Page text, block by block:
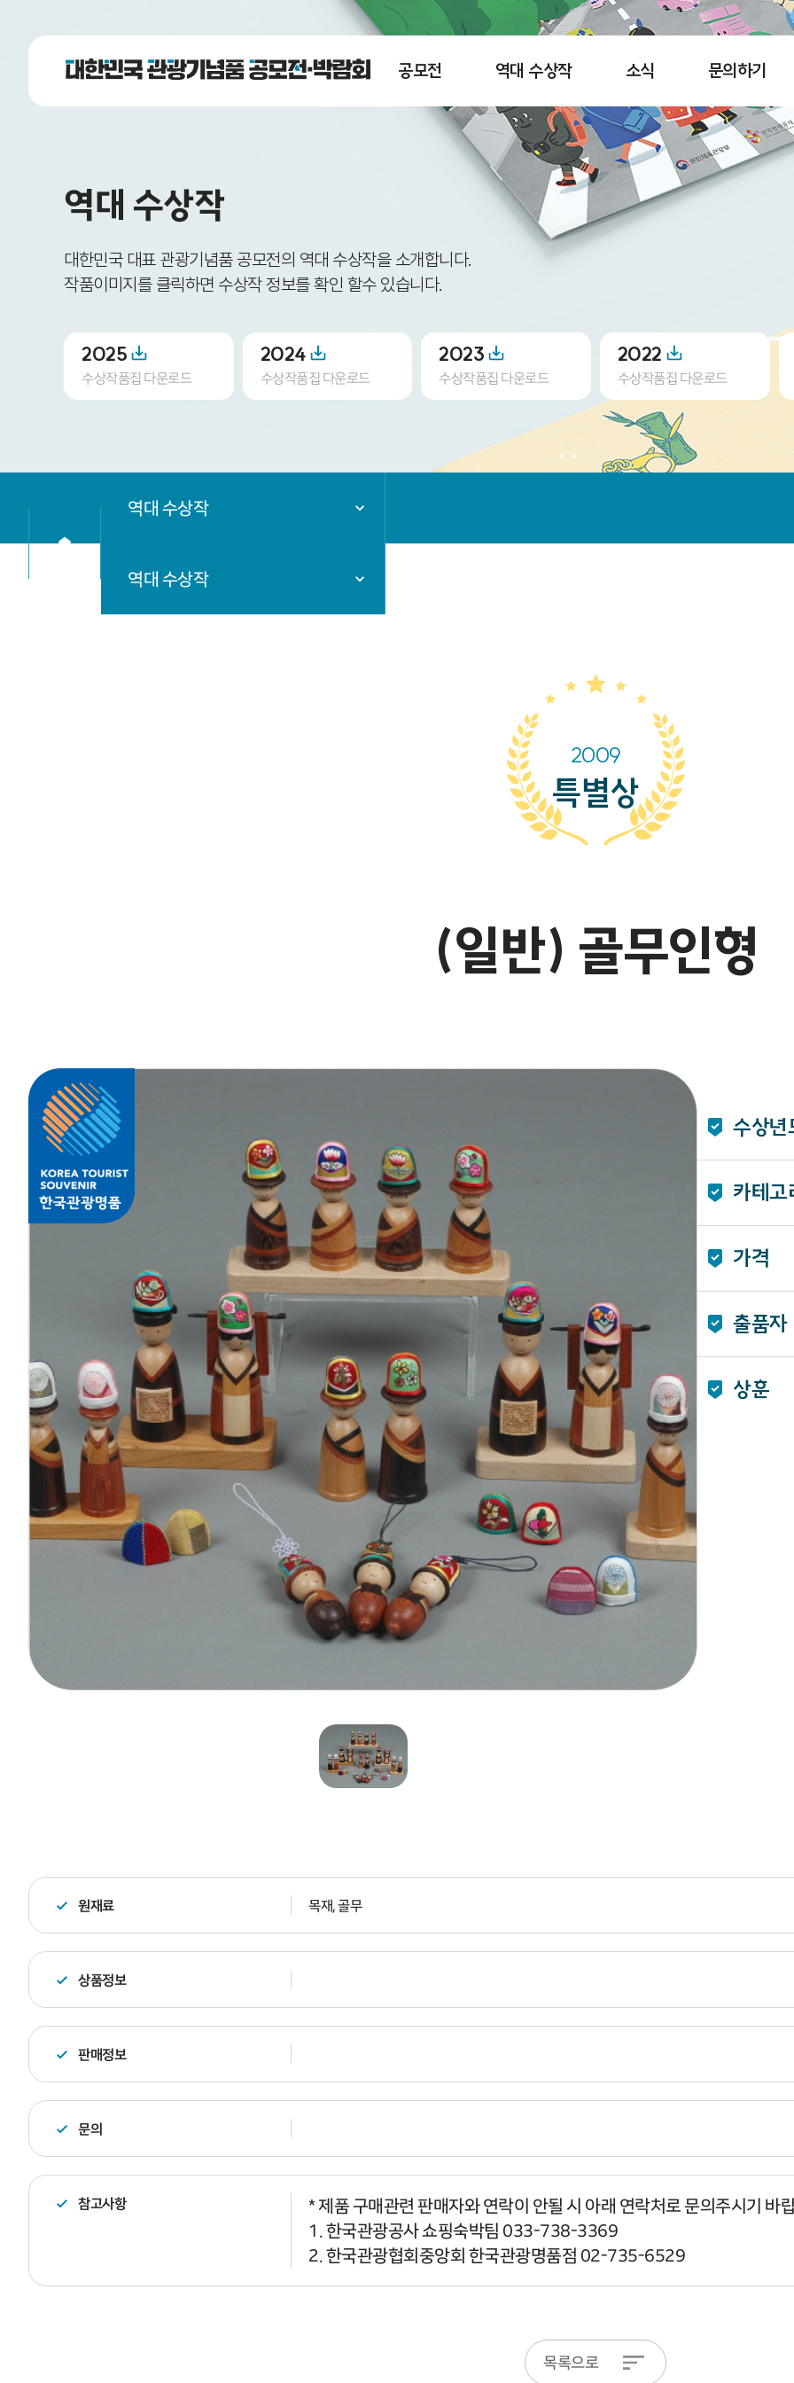
공모전 역대 수상작 소식 문의하기
역대 수상작
대한민국 대표 관광기념품 공모전의 역대 수상작을 소개합니다.
작품이미지를 클릭하면 수상작 정보를 확인 할수 있습니다.
2025
수상작품집 다운로드
2024
수상작품집 다운로드
2023
수상작품집 다운로드
2022
수상작품집 다운로드
역대 수상작
역대 수상작
2009
특별상
(일반) 골무인형
수상년
카테고
가격
출품자
상훈
원재료 목재, 골무
상품정보
판매정보
문의
참고사항
* 제품 구매관련 판매자와 연락이 안될 시 아래 연락처로 문의주시기 바
1. 한국관광공사 쇼핑숙박팀 033-738-3369
2. 한국관광협회중앙회 한국관광명품점 02-735-6529
목록으로